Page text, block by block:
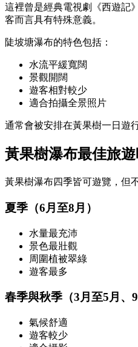
這裡曾是經典電視劇《西遊記
客而言具有特殊意義。
陡坡塘瀑布的特色包括：
水流平緩寬闊
景觀開闊
遊客相對較少
適合拍攝全景照片
通常會被安排在黃果樹一日遊
黃果樹瀑布最佳旅遊
黃果樹瀑布四季皆可遊覽，但
夏季（6月至8月）
水量最充沛
景色最壯觀
周圍植被翠綠
遊客最多
春季與秋季（3月至5月、9
氣候舒適
遊客較少